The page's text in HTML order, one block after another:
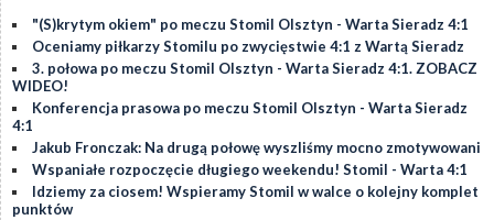
"(S)krytym okiem" po meczu Stomil Olsztyn - Warta Sieradz 4:1
Oceniamy piłkarzy Stomilu po zwycięstwie 4:1 z Wartą Sieradz
3. połowa po meczu Stomil Olsztyn - Warta Sieradz 4:1. ZOBACZ
WIDEO!
Konferencja prasowa po meczu Stomil Olsztyn - Warta Sieradz
4:1
Jakub Fronczak: Na drugą połowę wyszliśmy mocno zmotywowani
Wspaniałe rozpoczęcie długiego weekendu! Stomil - Warta 4:1
Idziemy za ciosem! Wspieramy Stomil w walce o kolejny komplet
punktów